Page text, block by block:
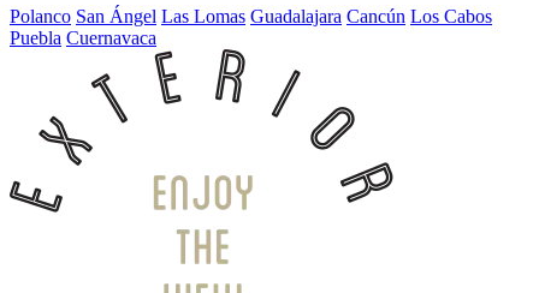
Polanco San Ángel Las Lomas Guadalajara Cancún Los Cabos
Puebla Cuernavaca